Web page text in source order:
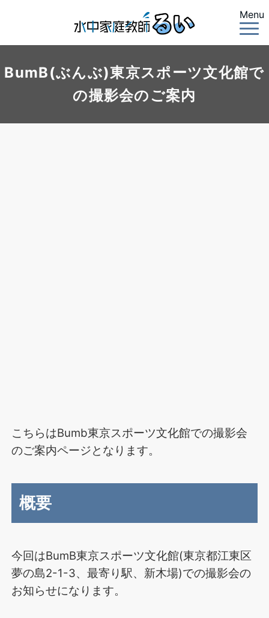
Menu
BumB(ぶんぶ)東京スポーツ文化館で
の撮影会のご案内
こちらはBumb東京スポーツ文化館での撮影会
のご案内ページとなります。
概要
今回はBumB東京スポーツ文化館(東京都江東区
夢の島2-1-3、最寄り駅、新木場)での撮影会の
お知らせになります。